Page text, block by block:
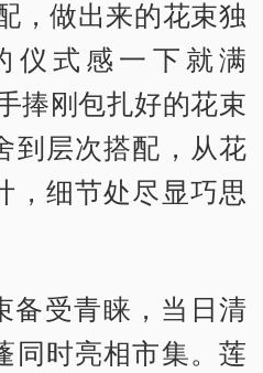
，做出来的花束独
仪式感一下就满
捧刚包扎好的花束
到层次搭配，从花
，细节处尽显巧思
备受青睐，当日清
同时亮相市集。莲